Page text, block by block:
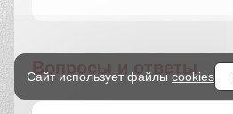
Вопросы и ответы
Сайт использует файлы cookies